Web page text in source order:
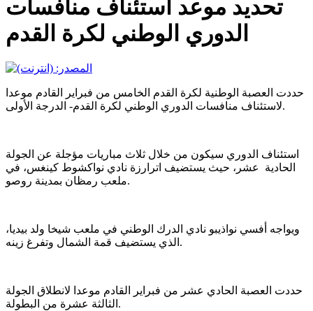
تحديد موعد استئناف منافسات
الدوري الوطني لكرة القدم
حددت العصبة الوطنية لكرة القدم الخامس من فبراير القادم موعدا
لاستئناف منافسات الدوري الوطني لكرة القدم- الدرجة الأولى.
استئناف الدوري سيكون من خلال ثلاث مباريات مؤجلة عن الجولة
الحادية عشر، حيث يستضيف اترارزة نادي نواكشوط كينغس، في
ملعب رمظان بمدينة روصو.
ويواجه أفسي نواذيبو نادي الدرك الوطني في ملعب شيخا ولد بيديا،
الذي يستضيف قمة الشمال وتفرغ زينه.
حددت العصبة الحادي عشر من فبراير القادم موعدا لانطلاق الجولة
الثالثة عشرة من البطولة.